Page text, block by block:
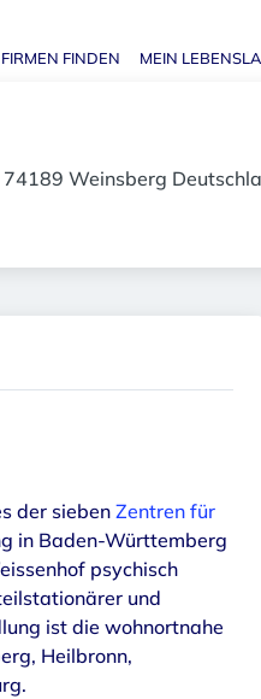
FIRMEN FINDEN MEIN
Weinsberg
der sieben Zentren für
in Baden-Württemberg
psychisch
und
ist die wohnortnahe
Heilbronn,